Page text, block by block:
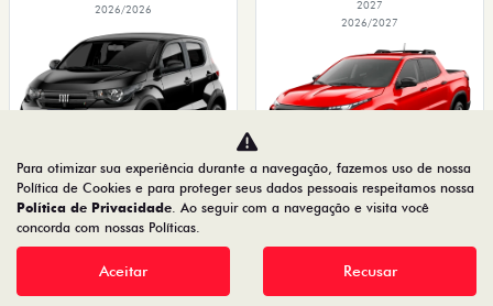
Desacelere. Seu bem maior é a vida.
19.122.936/0001-13
Desenvolvido pela DEALERSPACE ® Direitos Reservados.
Para otimizar sua experiência durante a navegação, fazemos uso de nossa
Política de Cookies e para proteger seus dados pessoais respeitamos nossa
Política de Privacidade. Ao seguir com a navegação e visita você
concorda com nossas Políticas.
Aceitar Recusar